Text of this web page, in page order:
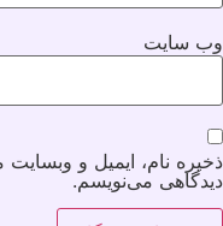
وب‌ سایت
ذخیره نام، ایمیل و
دیدگاهی می‌نویسم.